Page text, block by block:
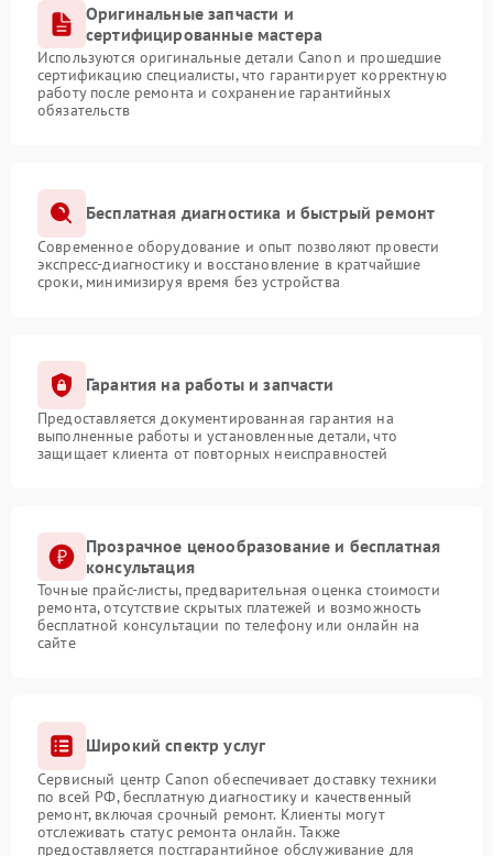
Оригинальные запчасти и
сертифицированные мастера
Используются оригинальные детали Canon и прошедшие
сертификацию специалисты, что гарантирует корректную
работу после ремонта и сохранение гарантийных
обязательств
Бесплатная диагностика и быстрый ремонт
Современное оборудование и опыт позволяют провести
экспресс-диагностику и восстановление в кратчайшие
сроки, минимизируя время без устройства
Гарантия на работы и запчасти
Предоставляется документированная гарантия на
выполненные работы и установленные детали, что
защищает клиента от повторных неисправностей
Прозрачное ценообразование и бесплатная
консультация
Точные прайс-листы, предварительная оценка стоимости
ремонта, отсутствие скрытых платежей и возможность
бесплатной консультации по телефону или онлайн на
сайте
Широкий спектр услуг
Сервисный центр Canon обеспечивает доставку техники
по всей РФ, бесплатную диагностику и качественный
ремонт, включая срочный ремонт. Клиенты могут
отслеживать статус ремонта онлайн. Также
предоставляется постгарантийное обслуживание для